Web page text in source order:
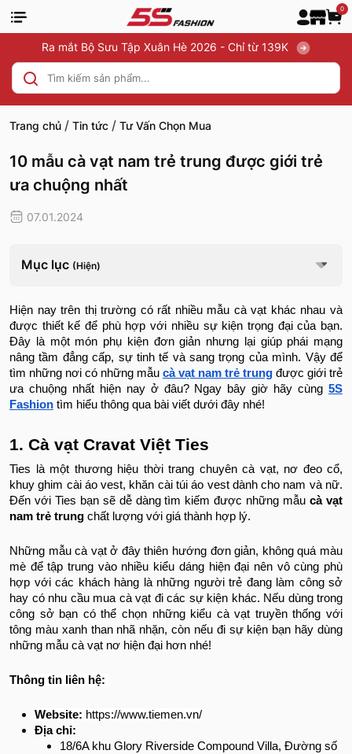
0
Ra mắt Bộ Sưu Tập Xuân Hè 2026 - Chỉ từ 139K
Trang chủ / Tin tức / Tư Vấn Chọn Mua
10 mẫu cà vạt nam trẻ trung được giới trẻ
ưa chuộng nhất
07.01.2024
Mục lục (Hiện)
Hiện nay trên thị trường có rất nhiều mẫu cà vạt khác nhau và
được thiết kế để phù hợp với nhiều sự kiện trọng đại của bạn.
Đây là một món phụ kiện đơn giản nhưng lại giúp phái mạng
nâng tầm đẳng cấp, sự tinh tế và sang trọng của mình. Vậy để
tìm những nơi có những mẫu cà vạt nam trẻ trung được giới trẻ
ưa chuộng nhất hiện nay ở đâu? Ngay bây giờ hãy cùng 5S
Fashion tìm hiểu thông qua bài viết dưới đây nhé!
1. Cà vạt Cravat Việt Ties
Ties là một thương hiệu thời trang chuyên cà vạt, nơ đeo cổ,
khuy ghim cài áo vest, khăn cài túi áo vest dành cho nam và nữ.
Đến với Ties bạn sẽ dễ dàng tìm kiếm được những mẫucà vạt
nam trẻ trung chất lượng với giá thành hợp lý.
Những mẫu cà vạt ở đây thiên hướng đơn giản, không quá màu
mè để tập trung vào nhiều kiểu dáng hiện đại nên vô cùng phù
hợp với các khách hàng là những người trẻ đang làm công sở
hay có nhu cầu mua cà vạt đi các sự kiện khác. Nếu dùng trong
công sở bạn có thể chọn những kiểu cà vạt truyền thống với
tông màu xanh than nhã nhặn, còn nếu đi sự kiện bạn hãy dùng
những mẫu cà vạt nơ hiện đại hơn nhé!
Thông tin liên hệ:
Website: https://www.tiemen.vn/
Địa chỉ:
18/6A khu Glory Riverside Compound Villa, Đường số